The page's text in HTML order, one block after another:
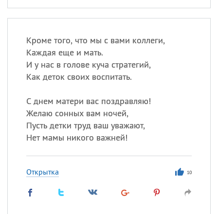
Кроме того, что мы с вами коллеги,
Каждая еще и мать.
И у нас в голове куча стратегий,
Как деток своих воспитать.
С днем матери вас поздравляю!
Желаю сонных вам ночей,
Пусть детки труд ваш уважают,
Нет мамы никого важней!
Открытка 10